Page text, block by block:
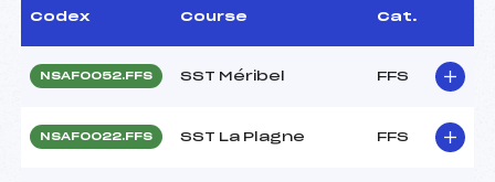
Codex Course Cat.
NSAF0052.FFS SST Méribel FFS
NSAF0022.FFS SST La Plagne FFS